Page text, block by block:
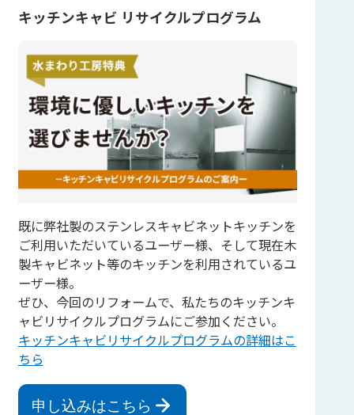
キッチンキャビ リサイクルプログラム
既に弊社製のステンレスキャビネットキッチンを
ご利用いただいているユーザー様、そして現在木
製キャビネット等のキッチンを利用されているユ
ーザー様。
ぜひ、今回のリフォームで、私たちのキッチンキ
ャビリサイクルプログラムにご参加ください。
キッチンキャビリサイクルプログラムの詳細はこ
ちら
申し込みはこちら